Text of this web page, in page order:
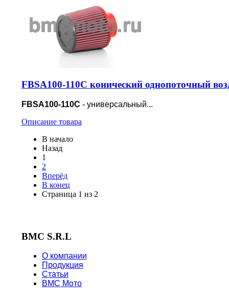
FBSA100-110C конический однопоточный
FBSA100-110C - универсальный...
Описание товара
В начало
Назад
1
2
Вперёд
В конец
Страница 1 из 2
BMC S.R.L
О компании
Продукция
Статьи
BMC Мото